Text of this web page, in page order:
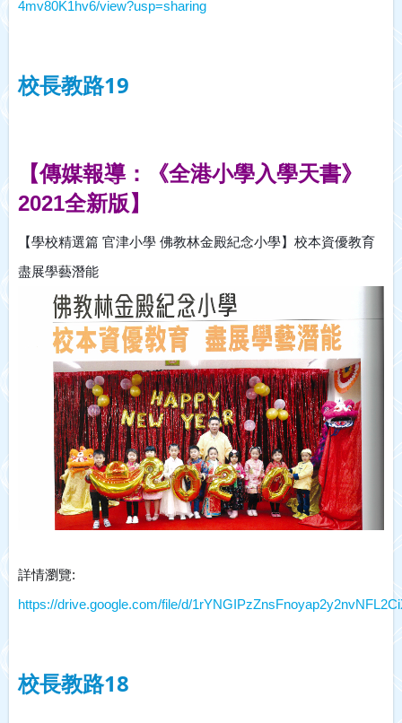
4mv80K1hv6/view?usp=sharing
校長教路19
【傳媒報導：《全港小學入學天書》
2021全新版】
【學校精選篇 官津小學 佛教林金殿紀念小學】校本資優教育
盡展學藝潛能
詳情瀏覽:
https://drive.google.com/file/d/
校長教路18